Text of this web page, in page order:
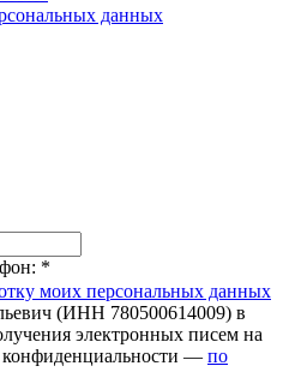
данных
*
моих персональных данных
(ИНН 780500614009) в
электронных писем на
— по